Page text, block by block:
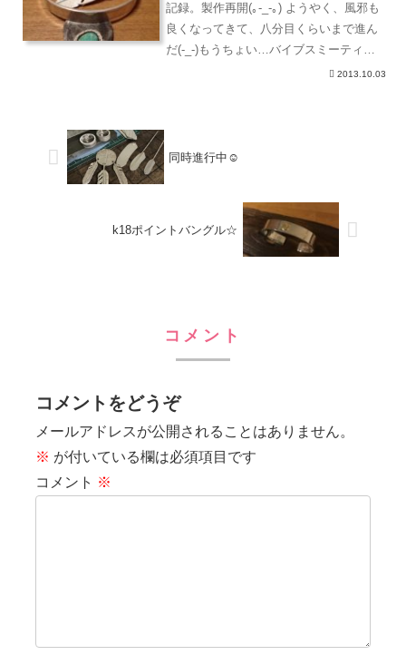
記録。製作再開(｡-_-｡) ようやく、風邪も
良くなってきて、八分目くらいまで進ん
だ(-_-)もうちょい…バイブスミーティン
グまでに、やっつけんぞっ☆ちー坊も、
2013.10.03
同時進行中☺︎
k18ポイントバングル☆
コメント
コメントをどうぞ
メールアドレスが公開されることはありません。
※ が付いている欄は必須項目です
コメント ※